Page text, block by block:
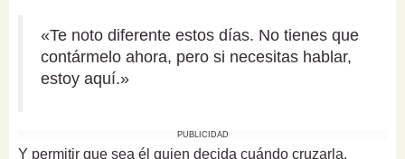
«Te noto diferente estos días. No tienes que
contármelo ahora, pero si necesitas hablar,
estoy aquí.»
PUBLICIDAD
Y permitir que sea él quien decida cuándo cruzarla.